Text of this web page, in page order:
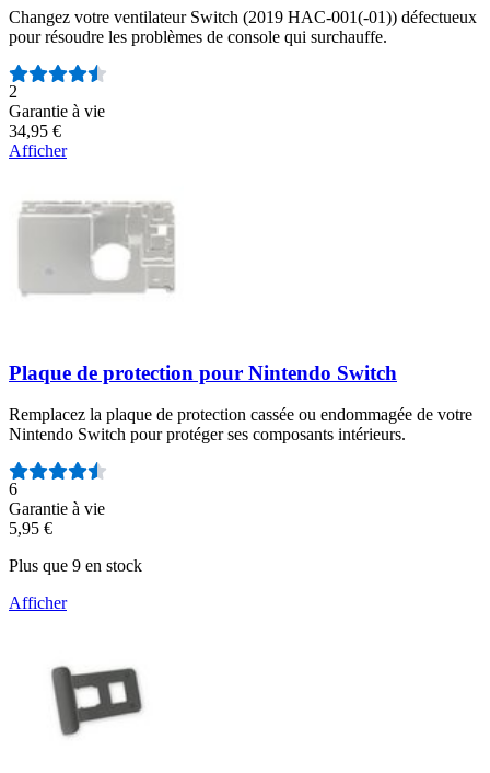
Changez votre ventilateur Switch (2019 HAC-001(-01)) défectueux
pour résoudre les problèmes de console qui surchauffe.
Nombre d'avis :
2
Garantie à vie
34,95 €
Afficher
Plaque de protection pour Nintendo Switch
Remplacez la plaque de protection cassée ou endommagée de votre
Nintendo Switch pour protéger ses composants intérieurs.
Nombre d'avis :
6
Garantie à vie
5,95 €
Plus que 9 en stock
Afficher